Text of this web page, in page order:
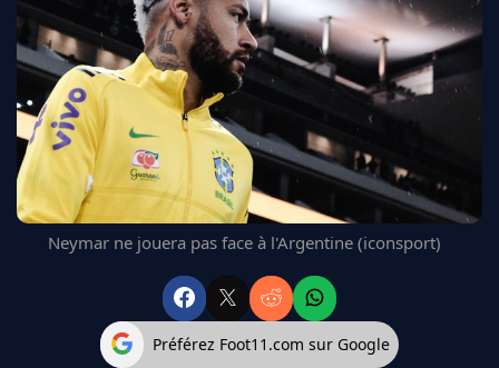
LIGUE 1
REAL MADRID
FC BARCELONE
MANCHESTER UNITED
CHELSEA
ARSENAL
BAYERN
L'AVIS DE LA RÉDAC'
Neymar ne jouera pas face à l'Argentine (iconsport)
Préférez Foot11.com sur Google